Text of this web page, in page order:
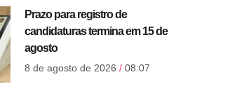
Prazo para registro de
candidaturas termina em 15 de
agosto
8 de agosto de 2026 08:07